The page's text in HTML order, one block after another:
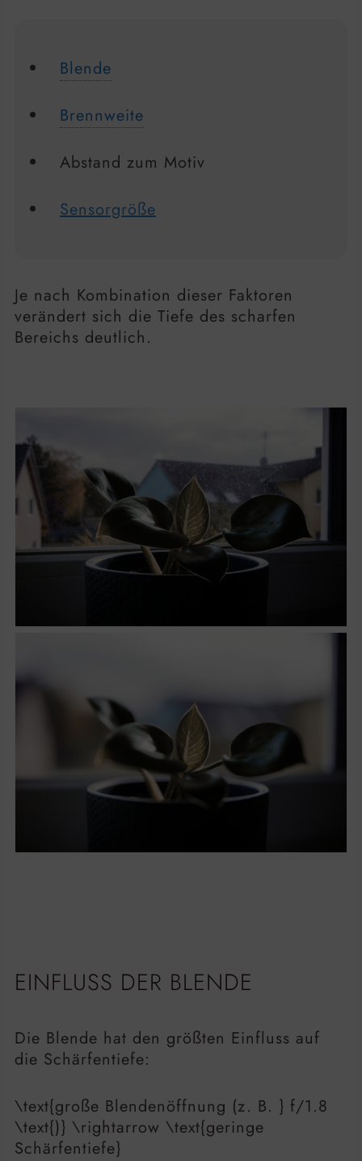
Blende
Brennweite
Abstand zum Motiv
Sensorgröße
Je nach Kombination dieser Faktoren
verändert sich die Tiefe des scharfen
Bereichs deutlich.
EINFLUSS DER BLENDE
Die Blende hat den größten Einfluss auf
die Schärfentiefe:
\text{große Blendenöffnung (z. B. } f/1.8
\text{)} \rightarrow \text{geringe
Schärfentiefe}